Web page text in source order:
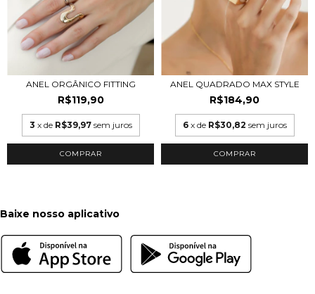
ANEL ORGÂNICO FITTING
R$119,90
3 x de R$39,97 sem juros
COMPRAR
ANEL QUADRADO MAX STYLE
R$184,90
6 x de R$30,82 sem juros
COMPRAR
Baixe nosso aplicativo